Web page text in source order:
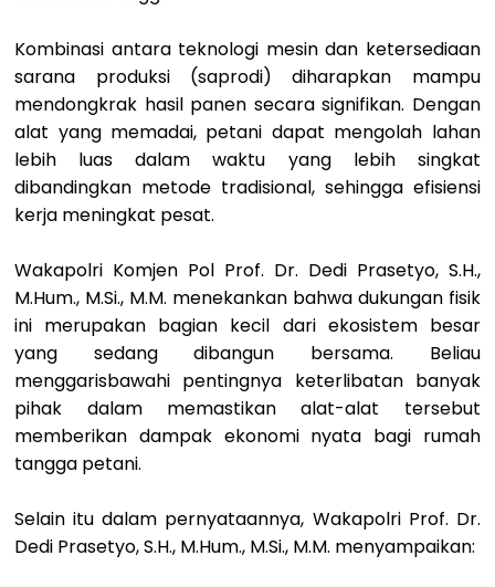
Kombinasi antara teknologi mesin dan ketersediaan
sarana produksi (saprodi) diharapkan mampu
mendongkrak hasil panen secara signifikan. Dengan
alat yang memadai, petani dapat mengolah lahan
lebih luas dalam waktu yang lebih singkat
dibandingkan metode tradisional, sehingga efisiensi
kerja meningkat pesat.
Wakapolri Komjen Pol Prof. Dr. Dedi Prasetyo, S.H.,
M.Hum., M.Si., M.M. menekankan bahwa dukungan fisik
ini merupakan bagian kecil dari ekosistem besar
yang sedang dibangun bersama. Beliau
menggarisbawahi pentingnya keterlibatan banyak
pihak dalam memastikan alat-alat tersebut
memberikan dampak ekonomi nyata bagi rumah
tangga petani.
Selain itu dalam pernyataannya, Wakapolri Prof. Dr.
Dedi Prasetyo, S.H., M.Hum., M.Si., M.M. menyampaikan: